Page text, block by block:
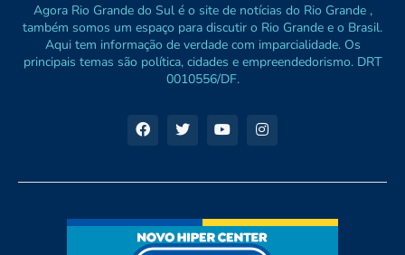
Agora Rio Grande do Sul é o site de notícias do Rio Grande ,
também somos um espaço para discutir o Rio Grande e o Brasil.
Aqui tem informação de verdade com imparcialidade. Os
principais temas são política, cidades e empreendedorismo. DRT
0010556/DF.